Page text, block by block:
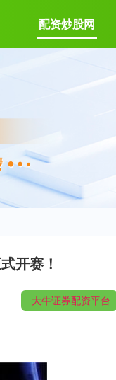
配资炒股网
开赛！
大牛证券配资平台